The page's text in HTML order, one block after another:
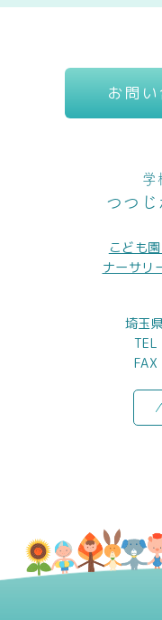
お問
学
つつ
こども
ナーサリ
埼玉
TEL